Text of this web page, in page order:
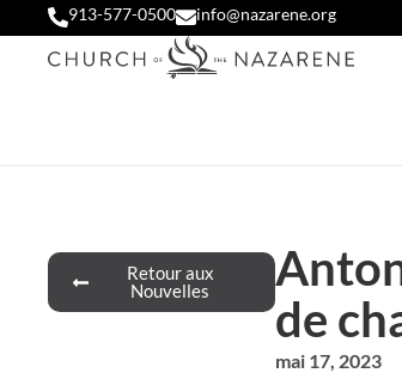
913-577-0500 info@nazarene.org
Retour aux
Nouvelles
de
mai 17, 2023